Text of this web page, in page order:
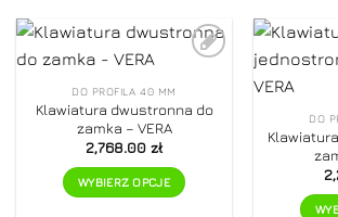
ulubionych
DO PROFILA 40 MM
Klawiatura dwustronna do
zamka – VERA
2,768.00 zł
WYBIERZ OPCJE
DO